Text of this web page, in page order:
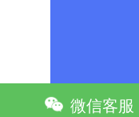
微信客服